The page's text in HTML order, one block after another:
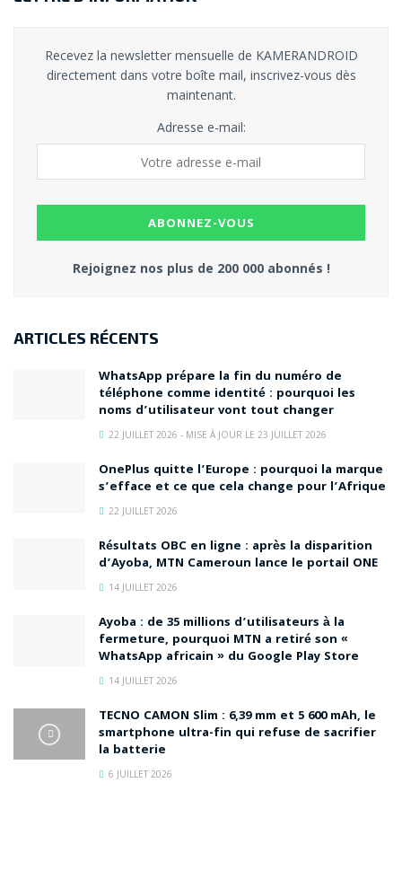
Recevez la newsletter mensuelle de KAMERANDROID
directement dans votre boîte mail, inscrivez-vous dès
maintenant.
Adresse e-mail:
Rejoignez nos plus de 200 000 abonnés !
ARTICLES RÉCENTS
WhatsApp prépare la fin du numéro de
téléphone comme identité : pourquoi les
noms d’utilisateur vont tout changer
22 JUILLET 2026 - MISE À JOUR LE 23 JUILLET 2026
OnePlus quitte l’Europe : pourquoi la marque
s’efface et ce que cela change pour l’Afrique
22 JUILLET 2026
Résultats OBC en ligne : après la disparition
d’Ayoba, MTN Cameroun lance le portail ONE
14 JUILLET 2026
Ayoba : de 35 millions d’utilisateurs à la
fermeture, pourquoi MTN a retiré son «
WhatsApp africain » du Google Play Store
14 JUILLET 2026
TECNO CAMON Slim : 6,39 mm et 5 600 mAh, le
smartphone ultra-fin qui refuse de sacrifier
la batterie
6 JUILLET 2026